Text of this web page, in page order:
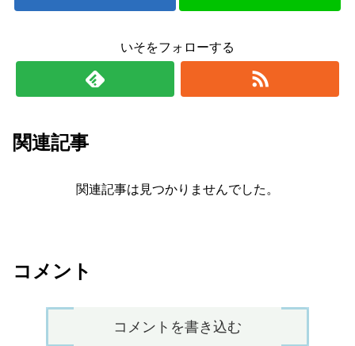
いそをフォローする
関連記事
関連記事は見つかりませんでした。
コメント
コメントを書き込む